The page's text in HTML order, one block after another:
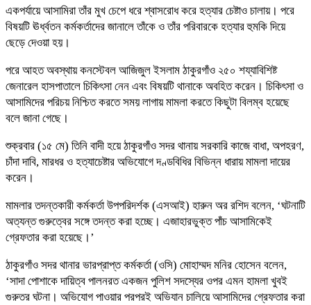
একপর্যায়ে আসামিরা তাঁর মুখ চেপে ধরে শ্বাসরোধ করে হত্যার চেষ্টাও চালায়। পরে
বিষয়টি ঊর্ধ্বতন কর্মকর্তাদের জানালে তাঁকে ও তাঁর পরিবারকে হত্যার হুমকি দিয়ে
ছেড়ে দেওয়া হয়।
পরে আহত অবস্থায় কনস্টেবল আজিজুল ইসলাম ঠাকুরগাঁও ২৫০ শয্যাবিশিষ্ট
জেনারেল হাসপাতালে চিকিৎসা নেন এবং বিষয়টি থানাকে অবহিত করেন। চিকিৎসা ও
আসামিদের পরিচয় নিশ্চিত করতে সময় লাগায় মামলা করতে কিছুটা বিলম্ব হয়েছে
বলে জানা গেছে।
শুক্রবার (১৫ মে) তিনি বাদী হয়ে ঠাকুরগাঁও সদর থানায় সরকারি কাজে বাধা, অপহরণ,
চাঁদা দাবি, মারধর ও হত্যাচেষ্টার অভিযোগে দণ্ডবিধির বিভিন্ন ধারায় মামলা দায়ের
করেন।
মামলার তদন্তকারী কর্মকর্তা উপপরিদর্শক (এসআই) হারুন অর রশিদ বলেন, ‘ঘটনাটি
অত্যন্ত গুরুত্বের সঙ্গে তদন্ত করা হচ্ছে। এজাহারভুক্ত পাঁচ আসামিকেই
গ্রেফতার করা হয়েছে।’
ঠাকুরগাঁও সদর থানার ভারপ্রাপ্ত কর্মকর্তা (ওসি) মোহাম্মদ মনির হোসেন বলেন,
‘সাদা পোশাকে দায়িত্ব পালনরত একজন পুলিশ সদস্যের ওপর এমন হামলা খুবই
গুরুতর ঘটনা। অভিযোগ পাওয়ার পরপরই অভিযান চালিয়ে আসামিদের গ্রেফতার করা